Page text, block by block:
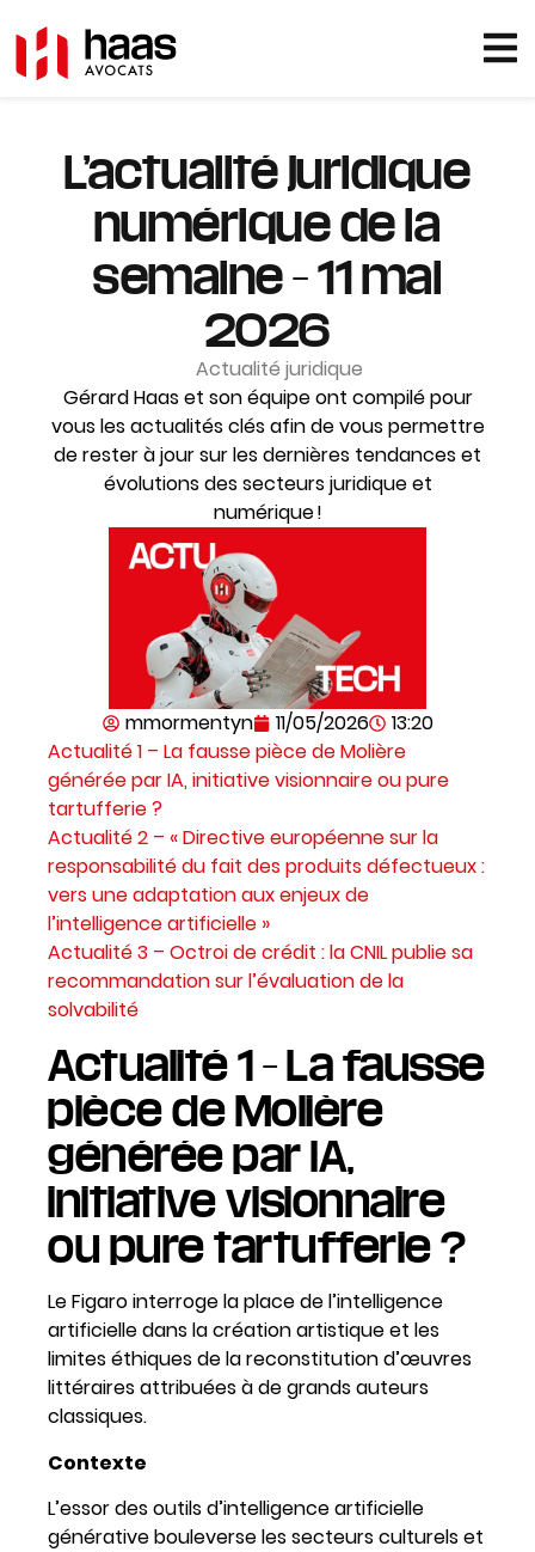
L’actualité juridique
numérique de la
semaine – 11 mai
2026
Actualité juridique
Gérard Haas et son équipe ont compilé pour
vous les actualités clés afin de vous permettre
de rester à jour sur les dernières tendances et
évolutions des secteurs juridique et
numérique !
mmormentyn 11/05/2026
13:20
Actualité 1 – La fausse pièce de Molière
générée par IA, initiative visionnaire ou pure
tartufferie ?
Actualité 2 – « Directive européenne sur la
responsabilité du fait des produits défectueux :
vers une adaptation aux enjeux de
l’intelligence artificielle »
Actualité 3 – Octroi de crédit : la CNIL publie sa
recommandation sur l’évaluation de la
solvabilité
Actualité 1 – La fausse
pièce de Molière
générée par IA,
initiative visionnaire
ou pure tartufferie ?
Le Figarointerroge la place de l’intelligence
artificielle dans la création artistique et les
limites éthiques de la reconstitution d’œuvres
littéraires attribuées à de grands auteurs
classiques.
Contexte
L’essor des outils d’intelligence artificielle
générative bouleverse les secteurs culturels et